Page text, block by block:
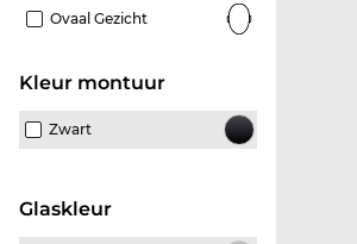
Ovaal Gezicht
Kleur montuur
Zwart
Glaskleur